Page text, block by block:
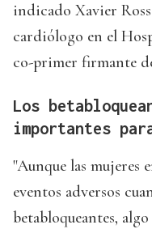
indicado Xavier
cardiólogo en el
co-primer firmante
Los
importantes
"Aunque las mujeres
eventos adversos
betabloqueantes,